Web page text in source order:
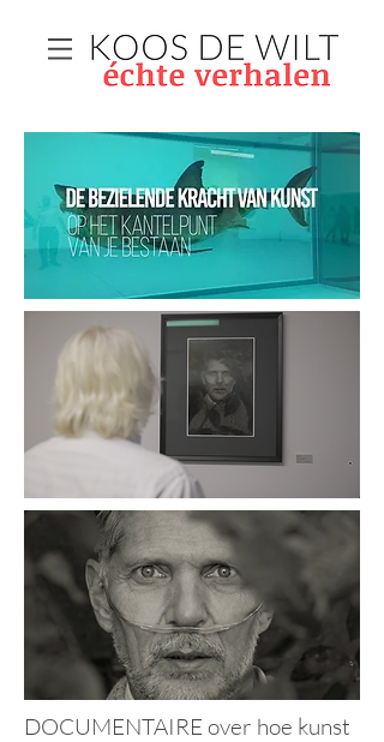
DOCUMENTAIRE over hoe kunst